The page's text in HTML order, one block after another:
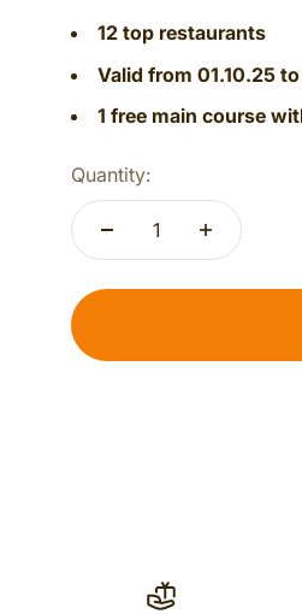
12 top restaurants
Valid from 01.10.25
1 free main course
Quantity: